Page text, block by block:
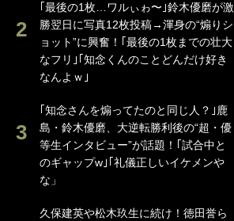
｢最後の1枚…ワルぃゎ〜｣鈴木優磨が激
勝翌日に写真12枚投稿→渾身の“煽りシ
ョット”に興奮！｢最後の1枚までの壮大
なフリ｣｢知念くんのことどんだけ好き
なんよｗ｣
｢知念さんを煽ってたのと同じ人？｣鹿
島・鈴木優磨、大逆転勝利後の“超・優
等生インタビュー”が話題！｢試合中と
のギャップw｣｢礼儀正しいイケメンや
な」
久保建英や松木玖生に続け！徳田誉ら